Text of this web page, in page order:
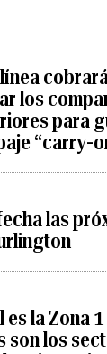
los
para
“carry-
las
es la Zona
son los